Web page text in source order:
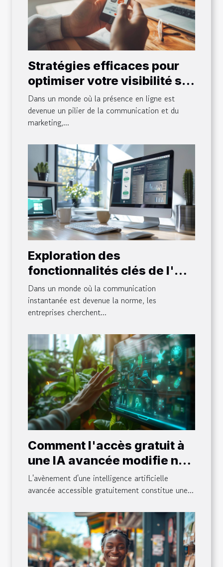
Stratégies efficaces pour
optimiser votre visibilité sur
les réseaux sociaux
Dans un monde où la présence en ligne est
devenue un pilier de la communication et du
marketing,...
Exploration des
fonctionnalités clés de l'API
WhatsApp Business pour
les chatbots
Dans un monde où la communication
instantanée est devenue la norme, les
entreprises cherchent...
Comment l'accès gratuit à
une IA avancée modifie nos
interactions en ligne
L'avènement d'une intelligence artificielle
avancée accessible gratuitement constitue une...